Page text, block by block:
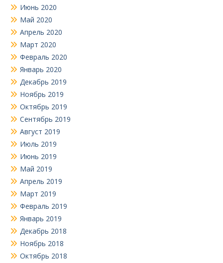
Июнь 2020
Май 2020
Апрель 2020
Март 2020
Февраль 2020
Январь 2020
Декабрь 2019
Ноябрь 2019
Октябрь 2019
Сентябрь 2019
Август 2019
Июль 2019
Июнь 2019
Май 2019
Апрель 2019
Март 2019
Февраль 2019
Январь 2019
Декабрь 2018
Ноябрь 2018
Октябрь 2018